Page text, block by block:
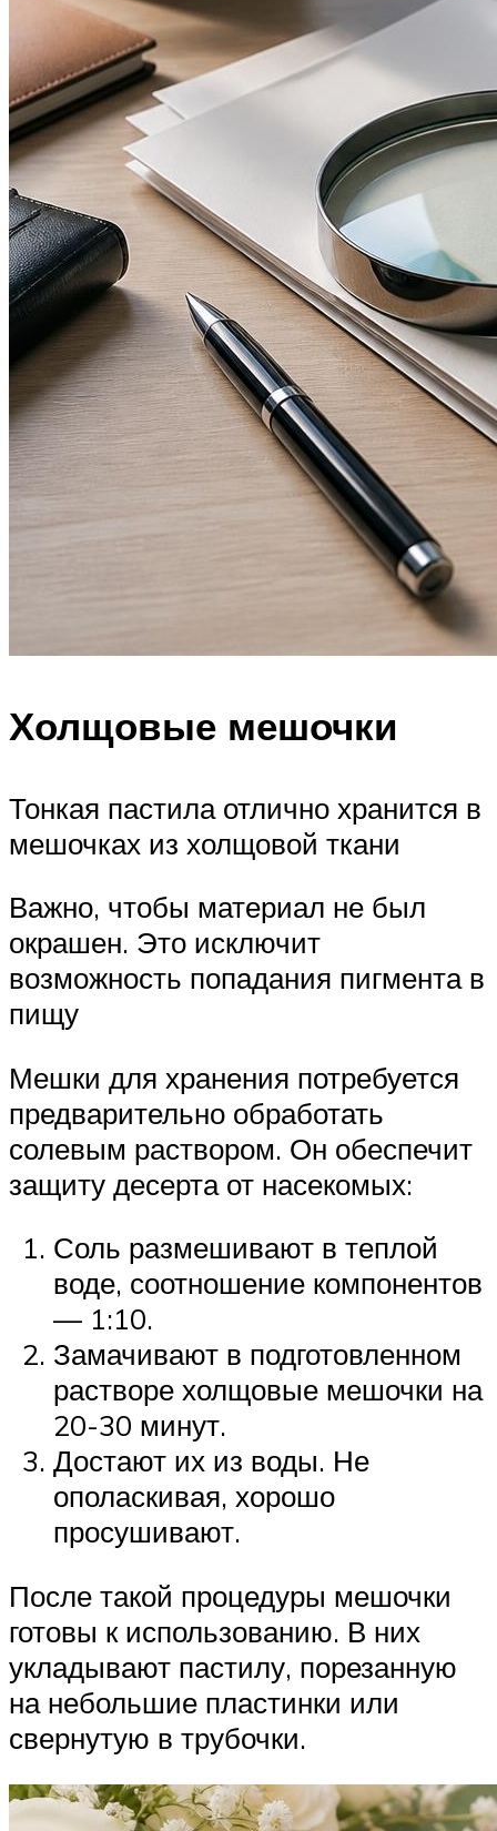
Холщовые мешочки
Тонкая пастила отлично хранится в
мешочках из холщовой ткани
Важно, чтобы материал не был
окрашен. Это исключит
возможность попадания пигмента в
пищу
Мешки для хранения потребуется
предварительно обработать
солевым раствором. Он обеспечит
защиту десерта от насекомых:
Соль размешивают в теплой
воде, соотношение компонентов
— 1:10.
Замачивают в подготовленном
растворе холщовые мешочки на
20-30 минут.
Достают их из воды. Не
ополаскивая, хорошо
просушивают.
После такой процедуры мешочки
готовы к использованию. В них
укладывают пастилу, порезанную
на небольшие пластинки или
свернутую в трубочки.